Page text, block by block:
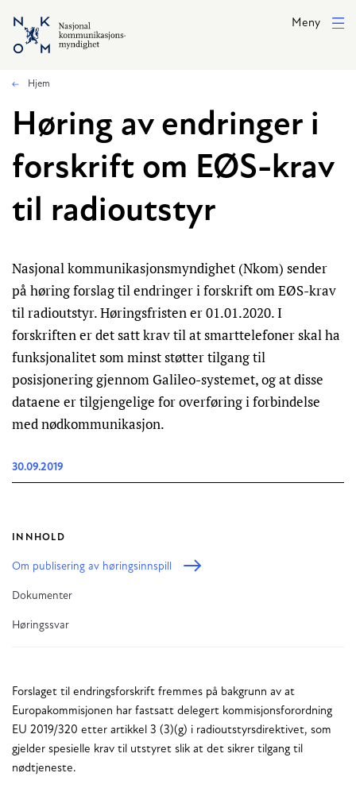
Hopp til hovedinnhold
Meny
Hjem
Høring av endringer i
forskrift om EØS-krav
til radioutstyr
Nasjonal kommunikasjonsmyndighet (Nkom) sender
på høring forslag til endringer i forskrift om EØS-krav
til radioutstyr. Høringsfristen er 01.01.2020. I
forskriften er det satt krav til at smarttelefoner skal ha
funksjonalitet som minst støtter tilgang til
posisjonering gjennom Galileo-systemet, og at disse
dataene er tilgjengelige for overføring i forbindelse
med nødkommunikasjon.
30.09.2019
INNHOLD
Om publisering av høringsinnspill
Dokumenter
Høringssvar
Forslaget til endringsforskrift fremmes på bakgrunn av at
Europakommisjonen har fastsatt delegert kommisjonsforordning
EU 2019/320 etter artikkel 3 (3)(g) i radioutstyrsdirektivet, som
gjelder spesielle krav til utstyret slik at det sikrer tilgang til
nødtjeneste.